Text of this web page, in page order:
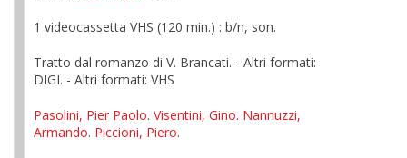
1 videocassetta VHS (120 min.) : b/n, son.
Tratto dal romanzo di V. Brancati. - Altri formati:
DIGI. - Altri formati: VHS
Pasolini, Pier Paolo. Visentini, Gino. Nannuzzi,
Armando. Piccioni, Piero.